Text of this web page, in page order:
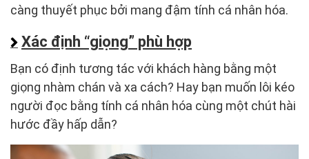
càng thuyết phục bởi mang đậm tính cá nhân hóa.
Xác định “giọng” phù hợp
Bạn có định tương tác với khách hàng bằng một
giọng nhàm chán và xa cách? Hay bạn muốn lôi kéo
người đọc bằng tính cá nhân hóa cùng một chút hài
hước đầy hấp dẫn?